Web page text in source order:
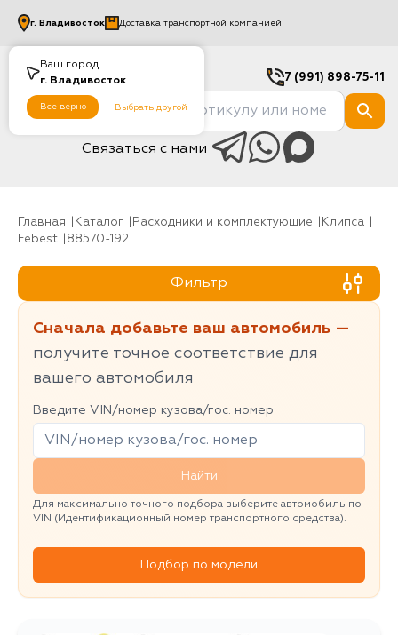
Ваш город
г. Владивосток
Все верно Выбрать другой
г. Владивосток Доставка транспортной компанией
7 (991) 898-75-11
Связаться с нами
Главная Каталог Расходники и комплектующие
клипса
Febest
88570-192
Фильтр
Сначала добавьте ваш автомобиль —
получите точное соответствие для
вашего автомобиля
Введите VIN/номер кузова/гос. номер
Найти
Для максимально точного подбора выберите автомобиль по
VIN (Идентификационный номер транспортного средства).
Подбор по модели